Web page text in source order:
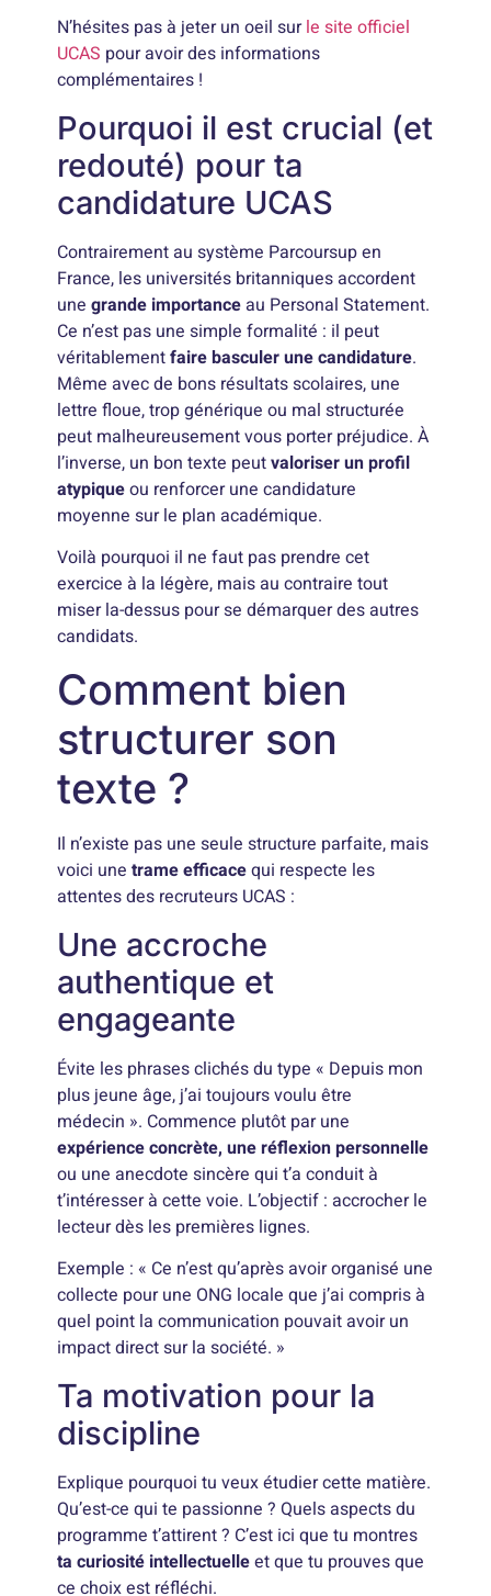
N’hésites pas à jeter un oeil surle site officiel
UCAS pour avoir des informations
complémentaires !
Pourquoi il est crucial (et
redouté) pour ta
candidature UCAS
Contrairement au système Parcoursup en
France, les universités britanniques accordent
unegrande importanceau Personal Statement.
Ce n’est pas une simple formalité : il peut
véritablementfaire basculer une candidature.
Même avec de bons résultats scolaires, une
lettre floue, trop générique ou mal structurée
peut malheureusement vous porter préjudice. À
l’inverse, un bon texte peutvaloriser un profil
atypiqueou renforcer une candidature
moyenne sur le plan académique.
Voilà pourquoi il ne faut pas prendre cet
exercice à la légère, mais au contraire tout
miser la-dessus pour se démarquer des autres
candidats.
Comment bien
structurer son
texte ?
Il n’existe pas une seule structure parfaite, mais
voici unetrame efficacequi respecte les
attentes des recruteurs UCAS :
Une accroche
authentique et
engageante
Évite les phrases clichés du type « Depuis mon
plus jeune âge, j’ai toujours voulu être
médecin ». Commence plutôt par une
expérience concrète, une réflexion personnelle
ou une anecdote sincère qui t’a conduit à
t’intéresser à cette voie. L’objectif : accrocher le
lecteur dès les premières lignes.
Exemple : « Ce n’est qu’après avoir organisé une
collecte pour une ONG locale que j’ai compris à
quel point la communication pouvait avoir un
impact direct sur la société. »
Ta motivation pour la
discipline
Explique pourquoi tu veux étudier cette matière.
Qu’est-ce qui te passionne ? Quels aspects du
programme t’attirent ? C’est ici que tu montres
ta curiosité intellectuelleet que tu prouves que
ce choix est réfléchi.